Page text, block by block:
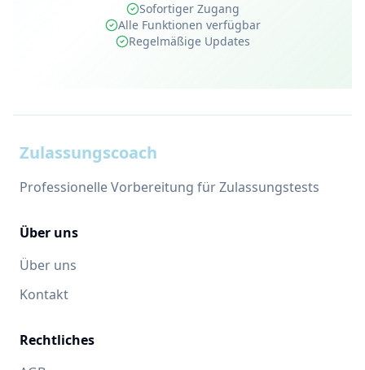
Sofortiger Zugang
Alle Funktionen verfügbar
Regelmäßige Updates
Zulassungscoach
Professionelle Vorbereitung für Zulassungstests
Über uns
Über uns
Kontakt
Rechtliches